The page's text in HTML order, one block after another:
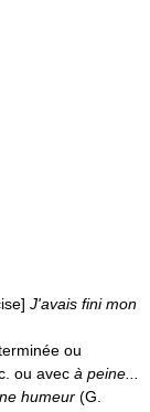
J'avais fini mon
ou
ou avec à peine...
humeur (G.